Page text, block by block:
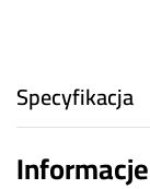
Specyfikacja